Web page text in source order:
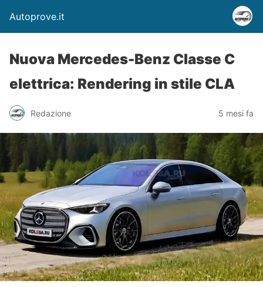
Autoprove.it
Nuova Mercedes-Benz Classe C
elettrica: Rendering in stile CLA
Redazione 5 mesi fa